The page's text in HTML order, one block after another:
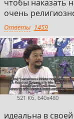
чтобы наказать
очень
Ответы 1459
521 Кб, 640x480
идеальна в